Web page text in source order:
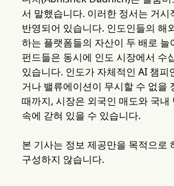
서 말했습니다. 이러한 정서는 거시
반영되어 있습니다. 인도인들의 해
하는 플랫폼들의 자산이 두 배로 늘
펀드들은 동시에 인도 시장에서 수
있습니다. 인도가 자체적인 AI 챔피
거나 밸류에이션이 무시할 수 없을
때까지, 시장은 외국인 매도와 국내
속에 갇혀 있을 수 있습니다.
본 기사는 정보 제공만을 목적으로
구성하지 않습니다.